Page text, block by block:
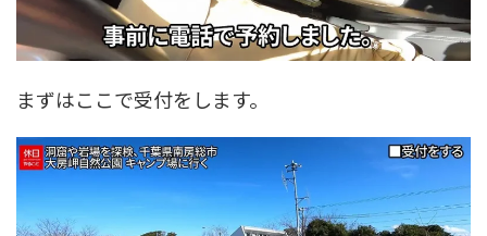
まずはここで受付をします。